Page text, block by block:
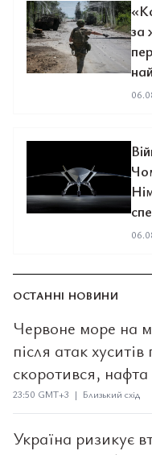
за
ОСТАННІ НОВИНИ
Червоне море на
після атак хуситів
скоротився,
23:50 GMT+3 | Близький схід
Україна ризикує